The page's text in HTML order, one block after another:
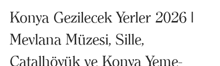
Konya Gezilecek Yerler 2026 |
Mevlana Müzesi, Sille,
Çatalhöyük ve Konya Yeme-